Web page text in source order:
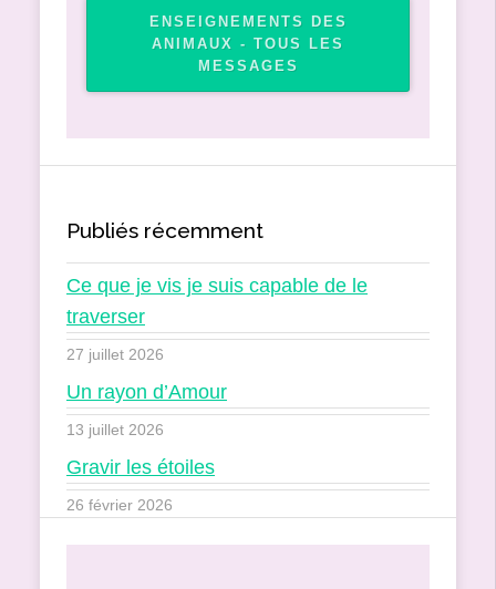
ENSEIGNEMENTS DES
ANIMAUX - TOUS LES
MESSAGES
Publiés récemment
Ce que je vis je suis capable de le
traverser
27 juillet 2026
Un rayon d’Amour
13 juillet 2026
Gravir les étoiles
26 février 2026